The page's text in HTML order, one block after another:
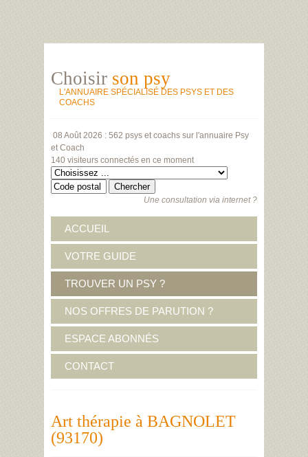
Choisir son psy
L'ANNUAIRE SPÉCIALISÉ DES PSYS ET DES
COACHS
08 Août 2026 : 562 psys et coachs sur l'annuaire Psy
et Coach
140 visiteurs connectés en ce moment
Une consultation via internet ?
ACCUEIL
VOTRE GUIDE
TROUVER UN PSY ?
NOS OFFRES DE PARUTION ?
ESPACE ABONNÉS
CONTACT
Art thérapie à BAGNOLET
(93170)